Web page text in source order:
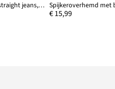
Katoenen loose fit straight jeans, high waist
€ 15,99